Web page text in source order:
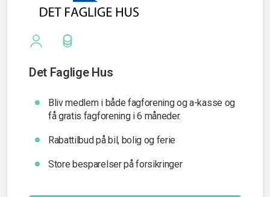
Det Faglige Hus
Bliv medlem i både fagforening og a-kasse og
få gratis fagforening i 6 måneder.
Rabattilbud på bil, bolig og ferie
Store besparelser på forsikringer